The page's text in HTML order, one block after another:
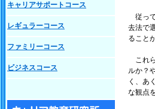
従っ
去法で
ること
これ
ルか？
く、あ
な観点
キャリアサポートコース
レギュラーコース
ファミリーコース
ビジネスコース